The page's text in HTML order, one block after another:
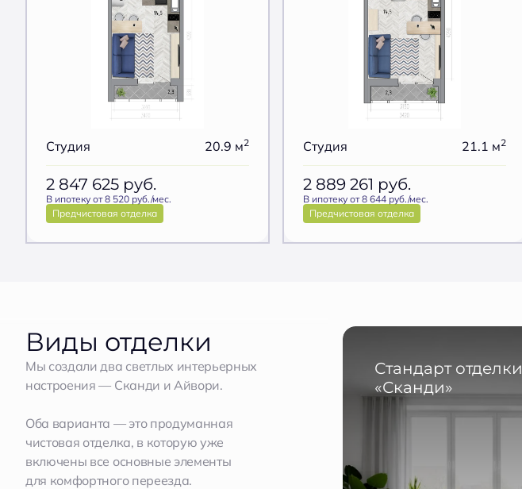
Студия 20.9 м2
2 847 625 руб.
В ипотеку от 8 520 руб./мес.
Предчистовая отделка
Студия 21.1 м2
2 889 261 руб.
В ипотеку от 8 644 руб./мес.
Предчистовая отделка
Виды отделки
Мы создали два светлых интерьерных
настроения — Сканди и Айвори.
Оба варианта — это продуманная
чистовая отделка, в которую уже
включены все основные элементы
для комфортного переезда.
Стандарт отделки
«Сканди»